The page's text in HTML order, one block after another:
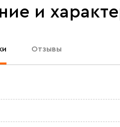
и
Отзывы